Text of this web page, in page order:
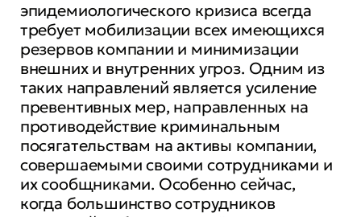
эпидемиологического кризиса всегда
требует мобилизации всех имеющихся
резервов компании и минимизации
внешних и внутренних угроз. Одним из
таких направлений является усиление
превентивных мер, направленных на
противодействие криминальным
посягательствам на активы компании,
совершаемыми своими сотрудниками и
их сообщниками. Особенно сейчас,
когда большинство сотрудников